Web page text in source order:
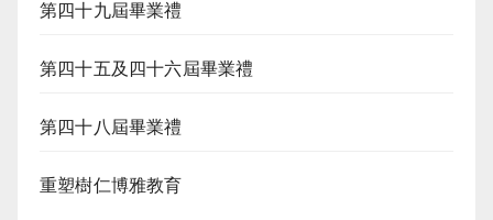
第四十九屆畢業禮
第四十五及四十六屆畢業禮
第四十八屆畢業禮
重塑樹仁博雅教育